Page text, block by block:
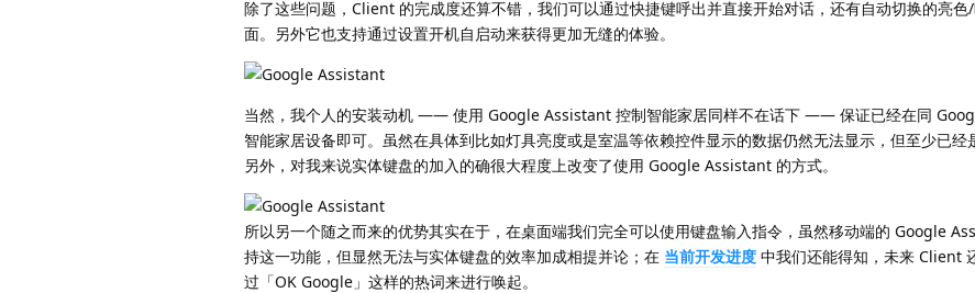
除了这些问题，Client 的完成度还算不错，我们可以通过快捷键呼出并直接开始对话，还有自动切换的亮色
面。另外它也支持通过设置开机自启动来获得更加无缝的体验。
当然，我个人的安装动机 —— 使用 Google Assistant 控制智能家居同样不在话下 —— 保证已经在同
智能家居设备即可。虽然在具体到比如灯具亮度或是室温等依赖控件显示的数据仍然无法显示，但至少已经
另外，对我来说实体键盘的加入的确很大程度上改变了使用 Google Assistant 的方式。
所以另一个随之而来的优势其实在于，在桌面端我们完全可以使用键盘输入指令，虽然移动端的 Google
持这一功能，但显然无法与实体键盘的效率加成相提并论；在 当前开发进度 中我们还能得知，未来 Client
过「OK Google」这样的热词来进行唤起。